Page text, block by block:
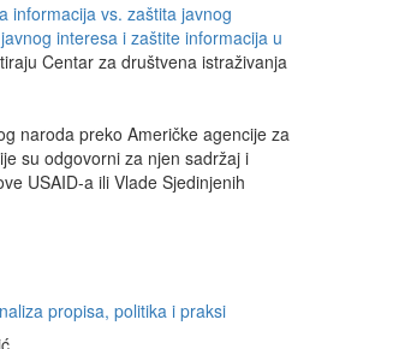
informacija vs. zaštita javnog
interesa i zaštite informacija u
Centar za društvena istraživanja
naroda preko Američke agencije za
su odgovorni za njen sadržaj i
USAID-a ili Vlade Sjedinjenih
propisa, politika i praksi